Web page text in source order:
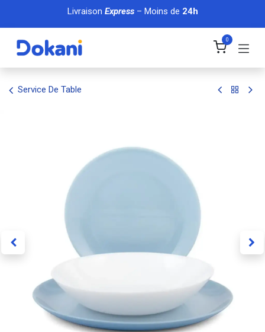
Se rendre au contenu
Livraison Express– Moins de 24h
0
Service De Table